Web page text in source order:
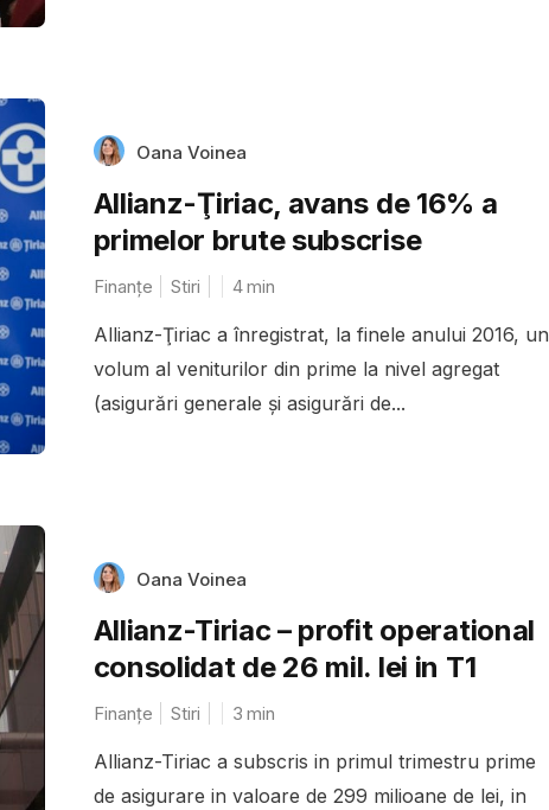
Oana Voinea
Allianz-Ţiriac, avans de 16% a
primelor brute subscrise
Finanțe Stiri 4min
Allianz-Ţiriac a înregistrat, la finele anului 2016, un
volum al veniturilor din prime la nivel agregat
(asigurări generale şi asigurări de...
Oana Voinea
Allianz-Tiriac – profit operational
consolidat de 26 mil. lei in T1
Finanțe Stiri 3 min
Allianz-Tiriac a subscris in primul trimestru prime
de asigurare in valoare de 299 milioane de lei, in